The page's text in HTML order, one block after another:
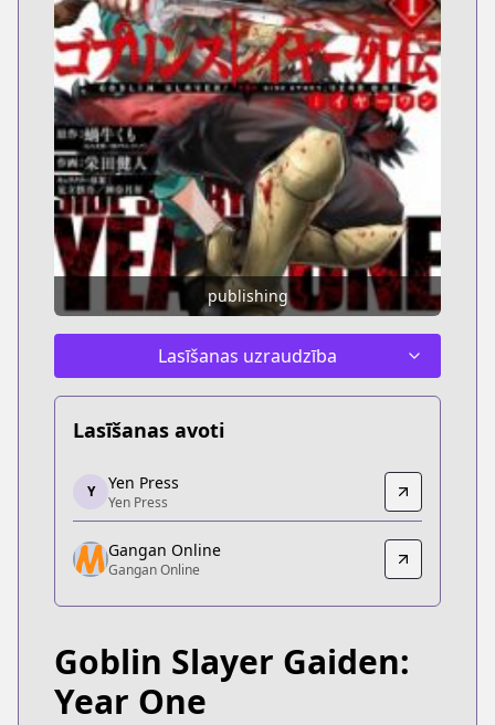
publishing
Lasīšanas uzraudzība
Lasīšanas avoti
Yen Press
Yen Press
https://yenpress.com/series/goblin-slayer-side-
Gangan Online
Gangan Online
https://www.ganganonline.com/contents/
Y Yen Press
Yen Press
Gangan Online
Gangan Online
Goblin Slayer Gaiden:
Year One